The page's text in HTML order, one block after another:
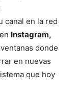
canal en la red
Instagram,
donde
en nuevas
que hoy